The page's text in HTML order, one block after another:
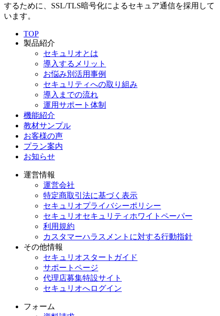
するために、SSL/TLS暗号化によるセキュア通信を採用して
います。
TOP
製品紹介
セキュリオとは
導入するメリット
お悩み別活用事例
セキュリティへの取り組み
導入までの流れ
運用サポート体制
機能紹介
教材サンプル
お客様の声
プラン案内
お知らせ
運営情報
運営会社
特定商取引法に基づく表示
セキュリオプライバシーポリシー
セキュリオセキュリティホワイトペーパー
利用規約
カスタマーハラスメントに対する行動指針
その他情報
セキュリオスタートガイド
サポートページ
代理店募集特設サイト
セキュリオへログイン
フォーム